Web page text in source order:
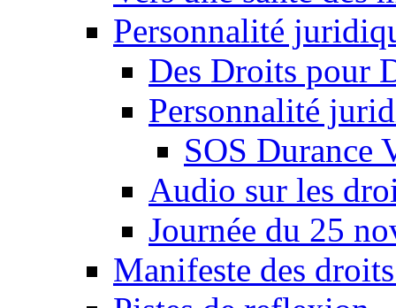
Personnalité
Des Droits pour
Personnalité
SOS Durance
Audio sur les
Journée du 25
Manifeste des